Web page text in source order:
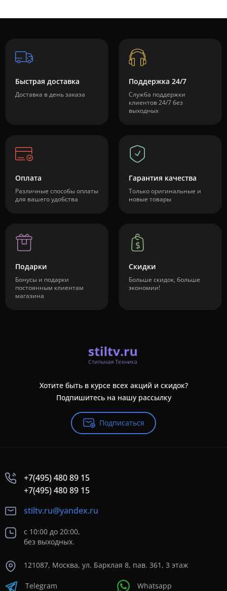
Быстрая доставка
Доставка в день заказа
Поддержка 24/7
Служба поддержки
клиентов 24/7 без
выходных
Оплата
Различные способы оплаты
для вашего удобства
Гарантия качества
Только оригинальные и
новые товары
Подарки
Бонусы и подарки
постоянным клиентам
магазина
Скидки
Больше скидок, больше
экономии!
Хотите быть в курсе всех акций и скидок?
Подпишитесь на нашу рассылку
Подписаться
+7(495) 480 89 15
+7(495) 480 89 15
stiltv.ru@yandex.ru
с 10:00 до 20:00,
без выходных.
121087, Москва, ул. Барклая 8, пав. 361, 3 этаж
Telegram Whatsapp